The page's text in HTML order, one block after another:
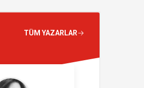
TÜM YAZARLAR